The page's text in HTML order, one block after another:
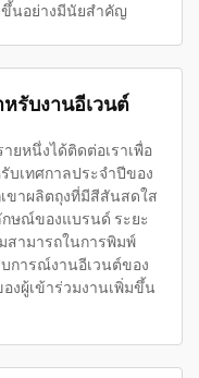
ขึ้นอย่างมีนัยสำคัญ
รับงานอีเวนต์
ยหนึ่งได้ติดต่อเราเพื่อ
บเทศกาลประจำปีของ
ขาผลิตถุงที่มีสีสันสดใส
ษณ์ของแบรนด์ ระยะ
สามารถในการพิมพ์
การณ์งานอีเวนต์ของ
งผู้เข้าร่วมงานเพิ่มขึ้น